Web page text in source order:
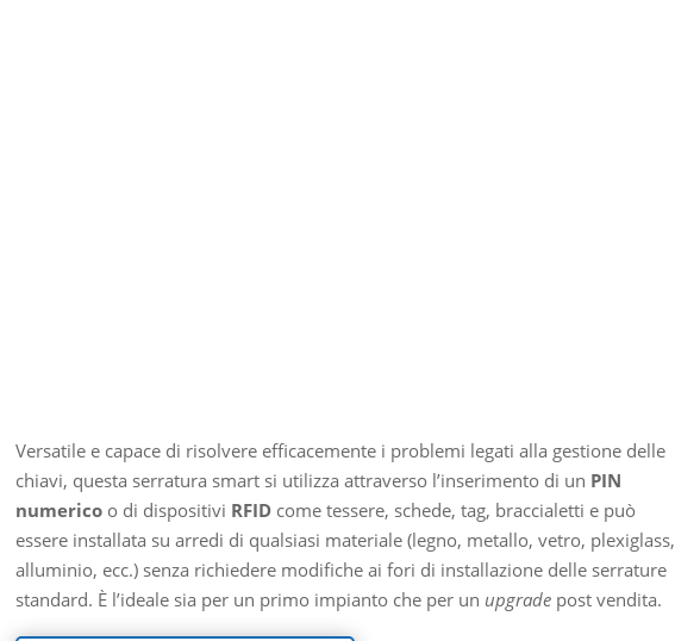
Versatile e capace di risolvere efficacemente i problemi legati alla gestione delle
chiavi, questa serratura smart si utilizza attraverso l’inserimento di un PIN
numerico o di dispositivi RFID come tessere, schede, tag, braccialetti e può
essere installata su arredi di qualsiasi materiale (legno, metallo, vetro, plexiglass,
alluminio, ecc.) senza richiedere modifiche ai fori di installazione delle serrature
standard. È l’ideale sia per un primo impianto che per un upgrade post vendita.